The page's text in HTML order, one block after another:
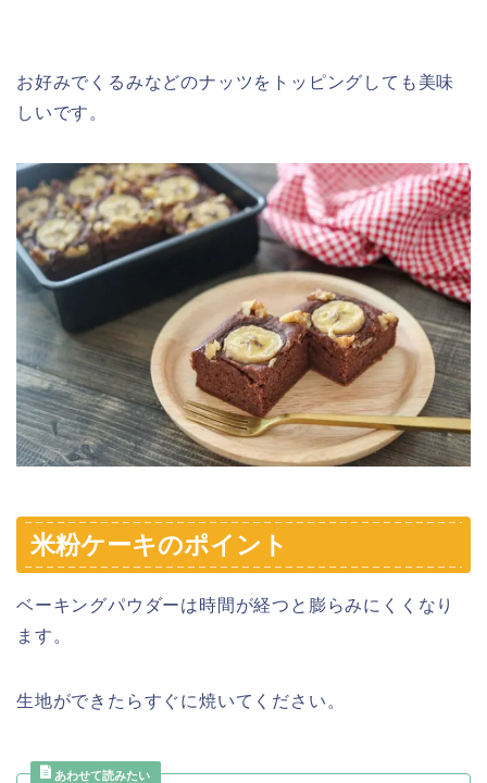
お好みでくるみなどのナッツをトッピングしても美味
しいです。
米粉ケーキのポイント
ベーキングパウダーは時間が経つと膨らみにくくなり
ます。
生地ができたらすぐに焼いてください。